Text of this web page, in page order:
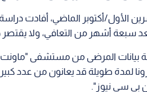
الأول/أكتوبر الماضي، أفادت
سبعة أشهر من التعافي، ولا
بيانات المرضى من مستشفى "ماونت
لمدة طويلة قد يعانون من عدد
بي سي نيوز".